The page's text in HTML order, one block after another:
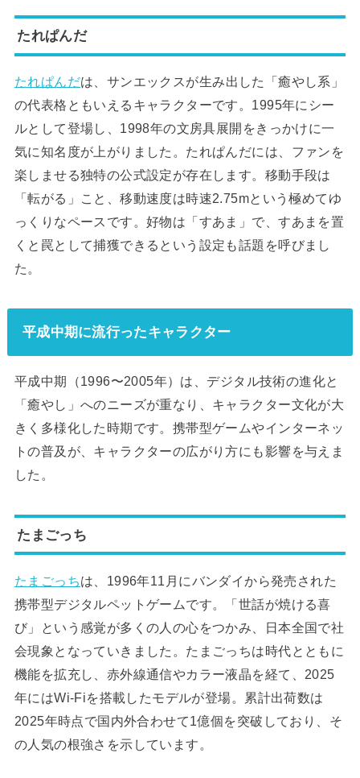
たれぱんだ
たれぱんだは、サンエックスが生み出した「癒やし系」
の代表格ともいえるキャラクターです。1995年にシー
ルとして登場し、1998年の文房具展開をきっかけに一
気に知名度が上がりました。たれぱんだには、ファンを
楽しませる独特の公式設定が存在します。移動手段は
「転がる」こと、移動速度は時速2.75mという極めてゆ
っくりなペースです。好物は「すあま」で、すあまを置
くと罠として捕獲できるという設定も話題を呼びまし
た。
平成中期に流行ったキャラクター
平成中期（1996〜2005年）は、デジタル技術の進化と
「癒やし」へのニーズが重なり、キャラクター文化が大
きく多様化した時期です。携帯型ゲームやインターネッ
トの普及が、キャラクターの広がり方にも影響を与えま
した。
たまごっち
たまごっちは、1996年11月にバンダイから発売された
携帯型デジタルペットゲームです。「世話が焼ける喜
び」という感覚が多くの人の心をつかみ、日本全国で社
会現象となっていきました。たまごっちは時代とともに
機能を拡充し、赤外線通信やカラー液晶を経て、2025
年にはWi-Fiを搭載したモデルが登場。累計出荷数は
2025年時点で国内外合わせて1億個を突破しており、そ
の人気の根強さを示しています。